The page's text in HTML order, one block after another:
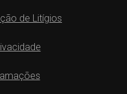
de Litígios